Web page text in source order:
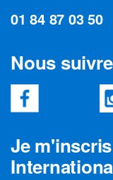
01 84 87 03 50
Nous suivre
Je